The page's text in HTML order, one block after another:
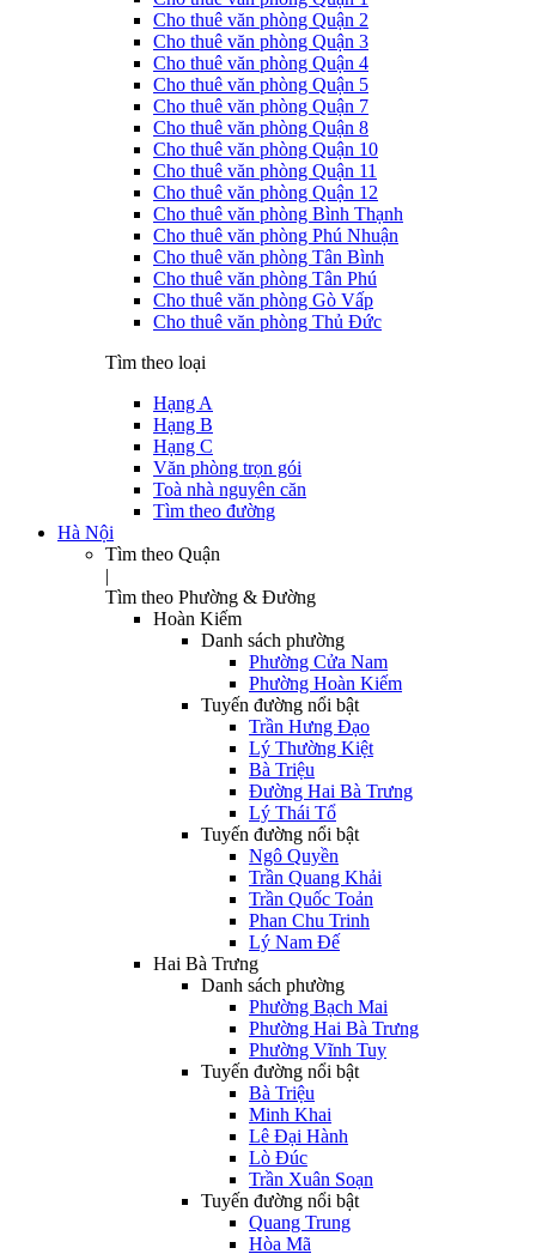
Cho thuê văn phòng Quận 2
Cho thuê văn phòng Quận 3
Cho thuê văn phòng Quận 4
Cho thuê văn phòng Quận 5
Cho thuê văn phòng Quận 7
Cho thuê văn phòng Quận 8
Cho thuê văn phòng Quận 10
Cho thuê văn phòng Quận 11
Cho thuê văn phòng Quận 12
Cho thuê văn phòng Bình Thạnh
Cho thuê văn phòng Phú Nhuận
Cho thuê văn phòng Tân Bình
Cho thuê văn phòng Tân Phú
Cho thuê văn phòng Gò Vấp
Cho thuê văn phòng Thủ Đức
Tìm theo loại
Hạng A
Hạng B
Hạng C
Văn phòng trọn gói
Toà nhà nguyên căn
Tìm theo đường
Hà Nội
Tìm theo Quận
|
Tìm theo Phường & Đường
Hoàn Kiếm
Danh sách phường
Phường Cửa Nam
Phường Hoàn Kiếm
Tuyến đường nổi bật
Trần Hưng Đạo
Lý Thường Kiệt
Bà Triệu
Đường Hai Bà Trưng
Lý Thái Tổ
Tuyến đường nổi bật
Ngô Quyền
Trần Quang Khải
Trần Quốc Toản
Phan Chu Trinh
Lý Nam Đế
Hai Bà Trưng
Danh sách phường
Phường Bạch Mai
Phường Hai Bà Trưng
Phường Vĩnh Tuy
Tuyến đường nổi bật
Bà Triệu
Minh Khai
Lê Đại Hành
Lò Đúc
Trần Xuân Soạn
Tuyến đường nổi bật
Quang Trung
Hòa Mã